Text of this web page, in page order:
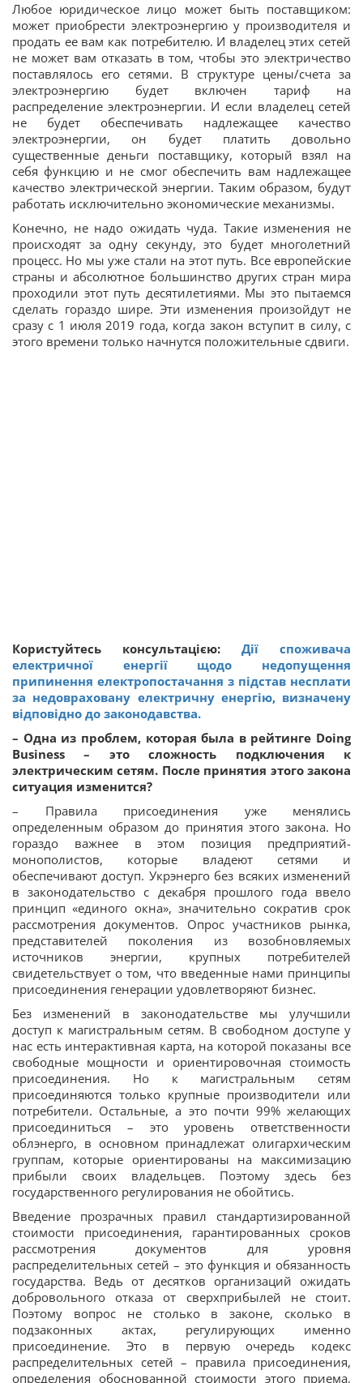
Любое юридическое лицо может быть поставщиком:
может приобрести электроэнергию у производителя и
продать ее вам как потребителю. И владелец этих сетей
не может вам отказать в том, чтобы это электричество
поставлялось его сетями. В структуре цены/счета за
электроэнергию будет включен тариф на
распределение электроэнергии. И если владелец сетей
не будет обеспечивать надлежащее качество
электроэнергии, он будет платить довольно
существенные деньги поставщику, который взял на
себя функцию и не смог обеспечить вам надлежащее
качество электрической энергии. Таким образом, будут
работать исключительно экономические механизмы.
Конечно, не надо ожидать чуда. Такие изменения не
происходят за одну секунду, это будет многолетний
процесс. Но мы уже стали на этот путь. Все европейские
страны и абсолютное большинство других стран мира
проходили этот путь десятилетиями. Мы это пытаемся
сделать гораздо шире. Эти изменения произойдут не
сразу с 1 июля 2019 года, когда закон вступит в силу, с
этого времени только начнутся положительные сдвиги.
Користуйтесь консультацією: Дії споживача
електричної енергії щодо недопущення
припинення електропостачання з підстав несплати
за недовраховану електричну енергію, визначену
відповідно до законодавства.
– Одна из проблем, которая была в рейтинге Doing
Business – это сложность подключения к
электрическим сетям. После принятия этого закона
ситуация изменится?
– Правила присоединения уже менялись
определенным образом до принятия этого закона. Но
гораздо важнее в этом позиция предприятий-
монополистов, которые владеют сетями и
обеспечивают доступ. Укрэнерго без всяких изменений
в законодательство с декабря прошлого года ввело
принцип «единого окна», значительно сократив срок
рассмотрения документов. Опрос участников рынка,
представителей поколения из возобновляемых
источников энергии, крупных потребителей
свидетельствует о том, что введенные нами принципы
присоединения генерации удовлетворяют бизнес.
Без изменений в законодательстве мы улучшили
доступ к магистральным сетям. В свободном доступе у
нас есть интерактивная карта, на которой показаны все
свободные мощности и ориентировочная стоимость
присоединения. Но к магистральным сетям
присоединяются только крупные производители или
потребители. Остальные, а это почти 99% желающих
присоединиться – это уровень ответственности
облэнерго, в основном принадлежат олигархическим
группам, которые ориентированы на максимизацию
прибыли своих владельцев. Поэтому здесь без
государственного регулирования не обойтись.
Введение прозрачных правил стандартизированной
стоимости присоединения, гарантированных сроков
рассмотрения документов для уровня
распределительных сетей – это функция и обязанность
государства. Ведь от десятков организаций ожидать
добровольного отказа от сверхприбылей не стоит.
Поэтому вопрос не столько в законе, сколько в
подзаконных актах, регулирующих именно
присоединение. Это в первую очередь кодекс
распределительных сетей – правила присоединения,
определения обоснованной стоимости этого приема,